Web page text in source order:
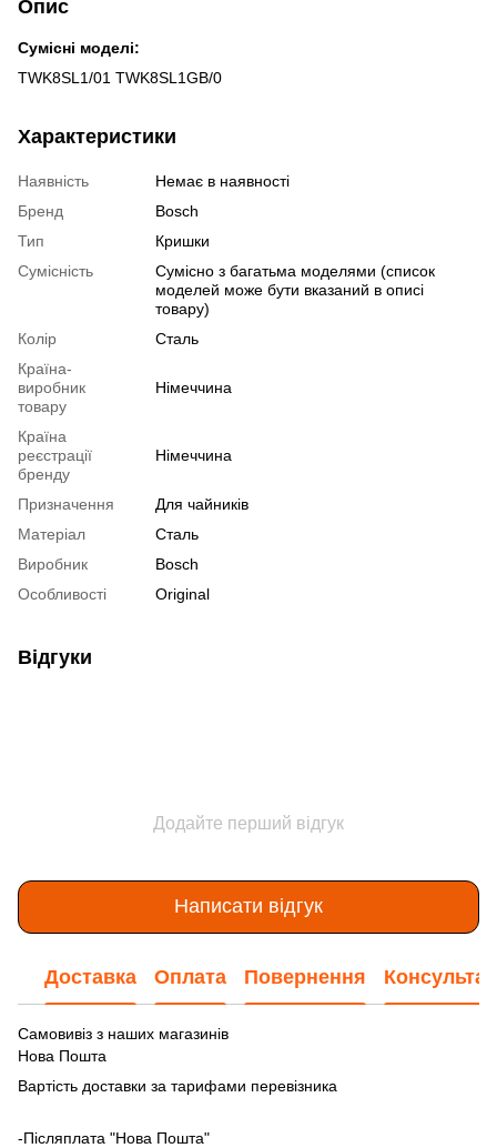
Опис
Сумісні моделі:
TWK8SL1/01 TWK8SL1GB/0
Характеристики
Наявність
Немає в наявності
Бренд
Bosch
Тип
Кришки
Сумісність
Сумісно з багатьма моделями (список
моделей може бути вказаний в описі
товару)
Колір
Сталь
Країна-
виробник
товару
Німеччина
Країна
реєстрації
бренду
Німеччина
Призначення
Для чайників
Матеріал
Сталь
Виробник
Bosch
Особливості
Original
Відгуки
Додайте перший відгук
Написати відгук
Доставка Оплата Повернення
Самовивіз з наших магазинів
Нова Пошта
Вартість доставки за тарифами перевізника
-Післяплата "Нова Пошта"